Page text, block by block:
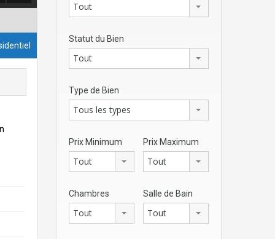
Tout
Statut du Bien
Tout
Type de Bien
Tous les types
Prix Minimum
Tout
Prix Maximum
Tout
Chambres
Tout
Salle de Bain
Tout